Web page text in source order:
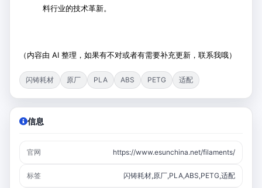
料行业的技术革新。
（内容由 AI 整理，如果有不对或者有需要补充更新，联系我哦）
闪铸耗材 原厂 PLA ABS PETG 适配
信息
官网 https://www.esunchina.net/filaments/
标签 闪铸耗材,原厂,PLA,ABS,PETG,适配